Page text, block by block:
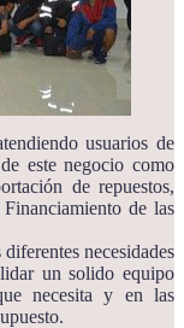
usuarios de
este negocio como
de repuestos,
de las
necesidades
un solido equipo
necesita y en las